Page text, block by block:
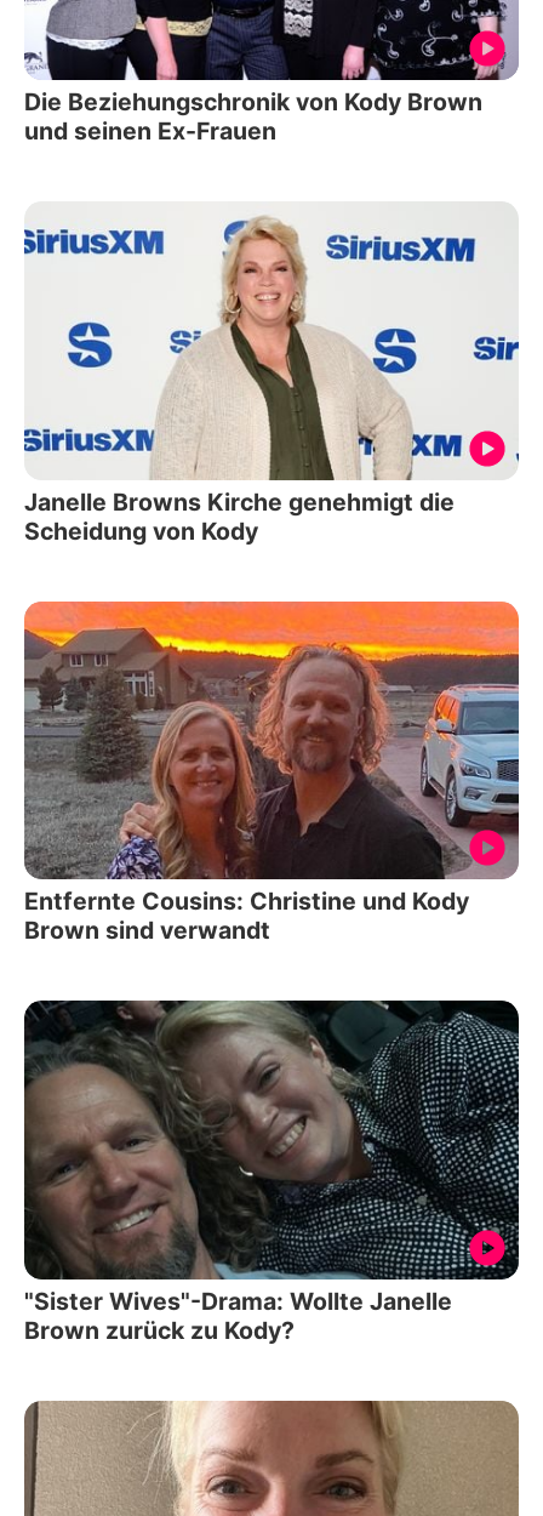
Die Beziehungschronik von Kody Brown
und seinen Ex-Frauen
Janelle Browns Kirche genehmigt die
Scheidung von Kody
Entfernte Cousins: Christine und Kody
Brown sind verwandt
"Sister Wives"-Drama: Wollte Janelle
Brown zurück zu Kody?